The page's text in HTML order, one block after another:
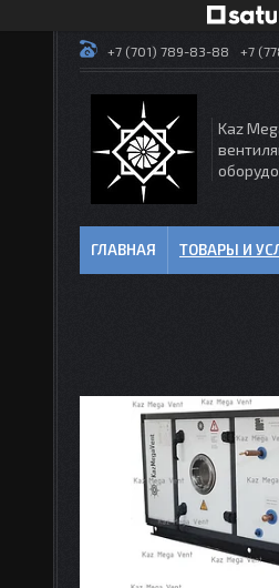
+7 (701) 789-83-88 +7
Kaz
ГЛАВНАЯ ТОВАРЫ И